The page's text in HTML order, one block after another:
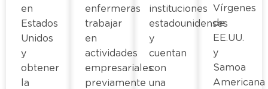
en
Estados
Unidos
y
obtener
la
enfermeras
trabajar
en
actividades
empresariales
previamente
instituciones
estadounidenses
y
cuentan
con
una
Vírgenes
de
EE.UU.
y
Samoa
Americana